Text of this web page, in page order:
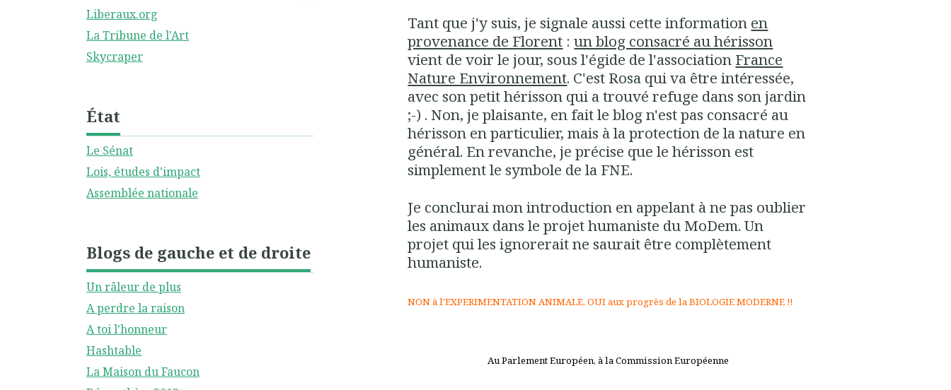
Liberaux.org
La Tribune de l'Art
Skycraper
État
Le Sénat
Lois, études d'impact
Assemblée nationale
Blogs de gauche et de droite
Un râleur de plus
A perdre la raison
A toi l'honneur
Hashtable
La Maison du Faucon
Tant que j'y suis, je signale aussi cette information en
provenance de Florent :un blog consacré au hérisson
vient de voir le jour, sous l'égide de l'association France
Nature Environnement. C'est Rosa qui va être intéressée,
avec son petit hérisson qui a trouvé refuge dans son jardin
;-) . Non, je plaisante, en fait le blog n'est pas consacré au
hérisson en particulier, mais à la protection de la nature en
général. En revanche, je précise que le hérisson est
simplement le symbole de la FNE.
Je conclurai mon introduction en appelant à ne pas oublier
les animaux dans le projet humaniste du MoDem. Un
projet qui les ignorerait ne saurait être complètement
humaniste.
NON à l'EXPERIMENTATION ANIMALE, OUI aux progrès de la BIOLOGIE MODERNE !!
Au Parlement Européen, à la Commission Européenne